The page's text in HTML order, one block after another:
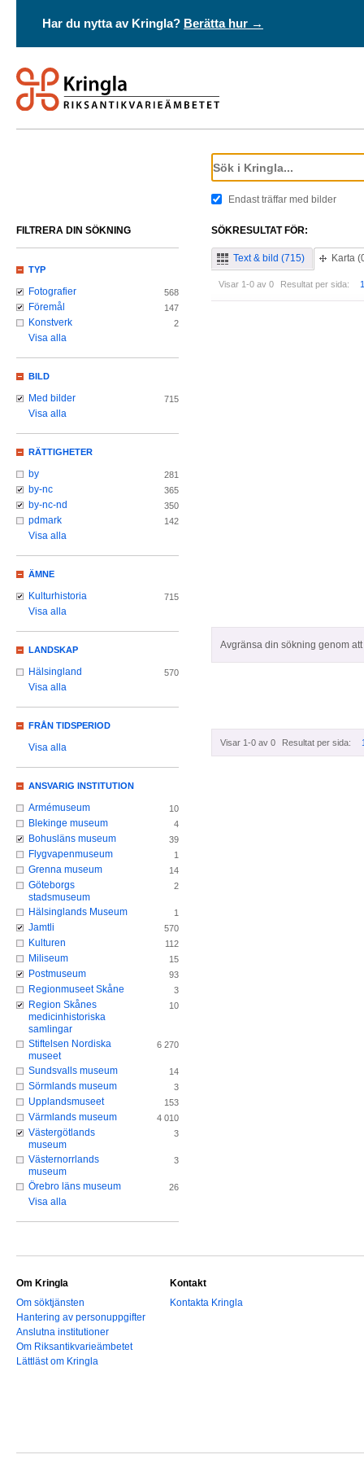
Har du nytta av Kringla? Berätta hur →
Endast träffar med bilder
SÖKRESULTAT FÖR:
Text & bild (715) Karta
Visar 1-0 av 0 Resultat per sida:
Avgränsa din sökning genom
Visar 1-0 av 0 Resultat per sida:
FILTRERA DIN SÖKNING
TYP
Fotografier 568
Föremål 147
Konstverk 2
Visa alla
BILD
Med bilder 715
Visa alla
RÄTTIGHETER
by 281
by-nc 365
by-nc-nd 350
pdmark 142
Visa alla
ÄMNE
Kulturhistoria 715
Visa alla
LANDSKAP
Hälsingland 570
Visa alla
FRÅN TIDSPERIOD
Visa alla
ANSVARIG INSTITUTION
Armémuseum 10
Blekinge museum 4
Bohusläns museum 39
Flygvapenmuseum 1
Grenna museum 14
Göteborgs
stadsmuseum
2
Hälsinglands Museum 1
Jamtli 570
Kulturen 112
Miliseum 15
Postmuseum 93
Regionmuseet Skåne 3
Region Skånes
medicinhistoriska
samlingar
10
Stiftelsen Nordiska
museet
6 270
Sundsvalls museum 14
Sörmlands museum 3
Upplandsmuseet 153
Värmlands museum 4 010
Västergötlands
museum
3
Västernorrlands
museum
3
Örebro läns museum 26
Visa alla
Om Kringla
Om söktjänsten
Hantering av personuppgifter
Anslutna institutioner
Om Riksantikvarieämbetet
Lättläst om Kringla
Kontakt
Kontakta Kringla